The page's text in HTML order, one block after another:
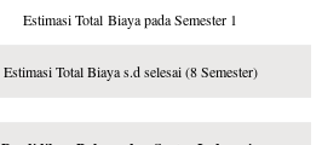
Estimasi Total Biaya pada Semester 1
Estimasi Total Biaya s.d selesai (8 Semester)